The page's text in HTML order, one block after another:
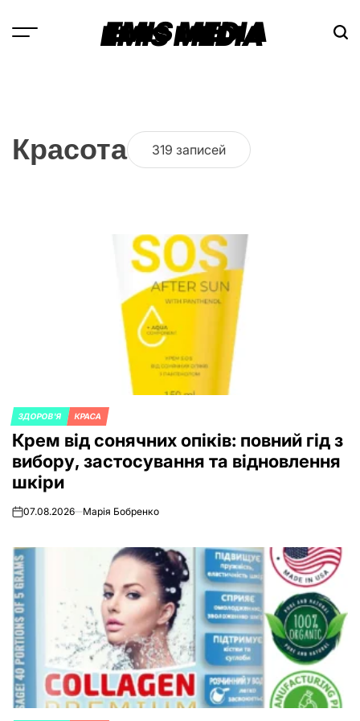
EMIS MEDIA
Красота 319 записей
ОПУБЛИКОВАНО
В
ЗДОРОВ'Я КРАСА
Крем від сонячних опіків: повний гід з
вибору, застосування та відновлення
шкіри
on07.08.2026 Марія Бобренко